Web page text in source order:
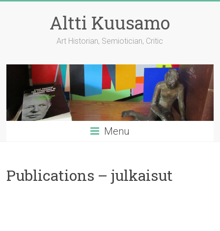
Altti Kuusamo
Art Historian, Semiotician, Critic
Menu
Publications – julkaisut